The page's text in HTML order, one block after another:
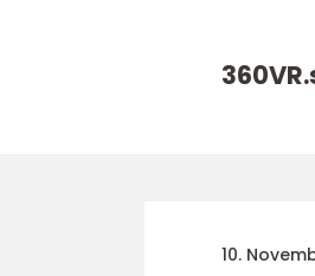
360VR.
10.